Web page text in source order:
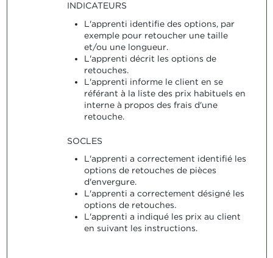
INDICATEURS
L'apprenti identifie des options, par
exemple pour retoucher une taille
et/ou une longueur.
L'apprenti décrit les options de
retouches.
L'apprenti informe le client en se
référant à la liste des prix habituels en
interne à propos des frais d'une
retouche.
SOCLES
L'apprenti a correctement identifié les
options de retouches de pièces
d'envergure.
L'apprenti a correctement désigné les
options de retouches.
L'apprenti a indiqué les prix au client
en suivant les instructions.